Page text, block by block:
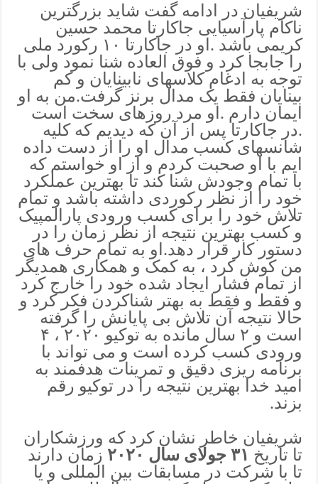
شریفیان در ادامه گفت شاید بزرگترین
ناکام پارآسیایی جاکارتا محمد حسین
کریمی باشد .او در جاکارتا ۱۰ رکورد ملی
را جابجا کرد و فوق العاده شنا نمود ولی با
توجه به ادغام کلاسهای نابینایان و کم
بینایان فقط یک مدال برنز گرفت.من به او
ایمان دارم .او مرد روزهای سخت است
.در جاکارتا پس از آن که دیدیم که کلیه
شانسهای کسب مدال او را از دست داده
ایم با او صحبت کردم و از او خواستم که
با تمام وجودش شنا کند تا بهترین عملکرد
خود را از نظر رکوردی داشته باشد و تمام
تلاش خود را برای کسب ورودی پارالمپیک
و کسب بهترین نتیجه از نظر زمان را در
دستور کار قرار دهد.او به تمام حرف های
من کوش کرد ، به کمک و همکاری همدیگر
از تمام فشار ایجاد شده خود را خارج کرد
و فقط و فقط به بهتر شناکردن فکر کرد و
حالا نتیجه آن تلاش بی پایانش را گرفته
است و ۲ سال مانده به توکیو ۲۰۲۰ ، ۴
ورودی کسب کرده است و می تواند با
برنامه ریزی دقیق و تمرینات هدفمند به
امید خدا بهترین نتیجه را در توکیو رقم
بزند.
شریفیان خاطر نشان کرد که ورزشکاران
تا تاریخ ۳۱ جولای سال ۲۰۲۰
زمان دارند
تا با شرکت در مسابقات بین المللی و یا